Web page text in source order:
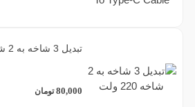
تبدیل 3 شاخه به 2 شاخه 220 ولت
80,000 تومان